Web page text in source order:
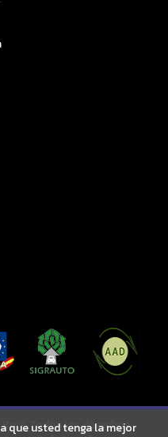
Todos los derechos
que usted tenga la mejor